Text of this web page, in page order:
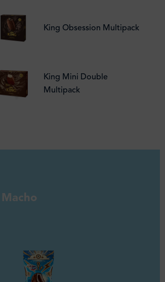
King Obsession Multipack
King Mini Double
Multipack
Macho